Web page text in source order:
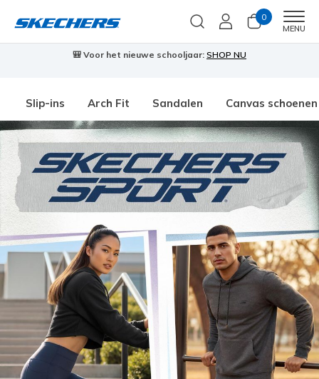
0
MENU
🎒 Voor het nieuwe schooljaar: SHOP NU
Slip-ins Arch Fit Sandalen Canvas schoenen